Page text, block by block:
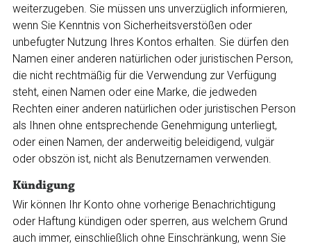
weiterzugeben. Sie müssen uns unverzüglich informieren,
wenn Sie Kenntnis von Sicherheitsverstößen oder
unbefugter Nutzung Ihres Kontos erhalten. Sie dürfen den
Namen einer anderen natürlichen oder juristischen Person,
die nicht rechtmäßig für die Verwendung zur Verfügung
steht, einen Namen oder eine Marke, die jedweden
Rechten einer anderen natürlichen oder juristischen Person
als Ihnen ohne entsprechende Genehmigung unterliegt,
oder einen Namen, der anderweitig beleidigend, vulgär
oder obszön ist, nicht als Benutzernamen verwenden.
Kündigung
Wir können Ihr Konto ohne vorherige Benachrichtigung
oder Haftung kündigen oder sperren, aus welchem Grund
auch immer, einschließlich ohne Einschränkung, wenn Sie